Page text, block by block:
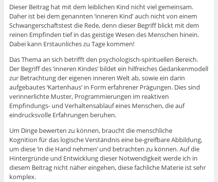
Dieser Beitrag hat mit dem leiblichen Kind nicht viel gemeinsam.
Daher ist bei dem genannten ‘inneren Kind’ auch nicht von einem
Schwangerschaftstest die Rede, denn dieser Begriff blickt mit dem
reinen Empfinden tief in das geistige Wesen des Menschen hinein.
Dabei kann Erstaunliches zu Tage kommen!
Das Thema an sich betrifft den psychologisch-spirituellen Bereich.
Der Begriff des ‘inneren Kindes’ bildet ein hilfreiches Gedankenmodell
zur Betrachtung der eigenen inneren Welt ab, sowie ein darin
aufgebautes ‘Kartenhaus’ in Form erfahrener Prägungen. Dies sind
verinnerlichte Muster, Programmierungen im reaktiven
Empfindungs- und Verhaltensablauf eines Menschen, die auf
eindrucksvolle Erfahrungen beruhen.
Um Dinge bewerten zu können, braucht die menschliche
Kognition für das logische Verständnis eine be-greifbare Abbildung,
um diese ‘in die Hand nehmen’ und betrachten zu können. Auf die
Hintergründe und Entwicklung dieser Notwendigkeit werde ich in
diesem Beitrag nicht näher eingehen, diese fachliche Materie ist sehr
komplex.